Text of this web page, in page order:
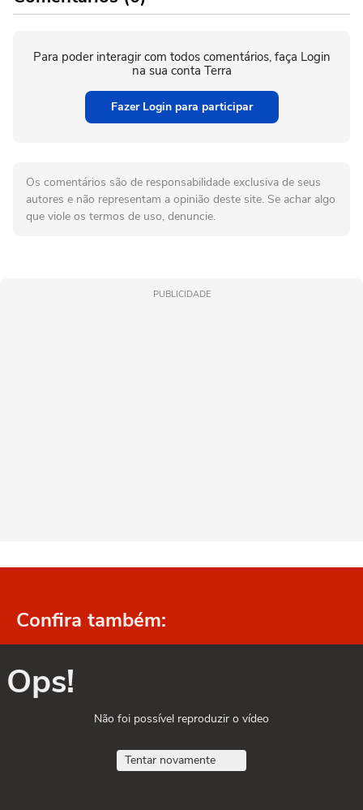
Para poder interagir com todos comentários, faça Login
na sua conta Terra
Fazer Login para participar
Os comentários são de responsabilidade exclusiva de seus
autores e não representam a opinião deste site. Se achar algo
que viole os termos de uso, denuncie.
PUBLICIDADE
Confira também:
Ops!
Não foi possível reproduzir o vídeo
Tentar novamente